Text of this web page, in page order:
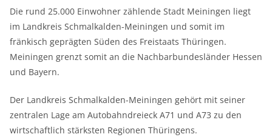
Die rund 25.000 Einwohner zählende Stadt Meiningen liegt
im Landkreis Schmalkalden-Meiningen und somit im
fränkisch geprägten Süden des Freistaats Thüringen.
Meiningen grenzt somit an die Nachbarbundesländer Hessen
und Bayern.
Der Landkreis Schmalkalden-Meiningen gehört mit seiner
zentralen Lage am Autobahndreieck A71 und A73 zu den
wirtschaftlich stärksten Regionen Thüringens.